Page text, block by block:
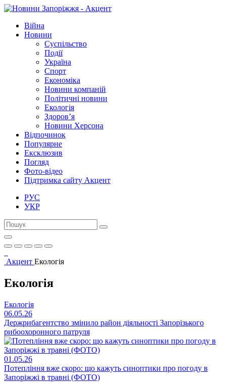
Війна
Новини
Суспільство
Події
Україна
Спорт
Економіка
Новини компаній
Політичні новини
Екологія
Здоров’я
Новини Херсона
Відпочинок
Популярне
Ексклюзив
Погляд
Фото-відео
Підтримка сайту Акцент
РУС
УКР
Акцент Екологія
Екологія
Екологія
06.05.26
Держрибагентство змінило район діяльності Запорізького
рибоохоронного патруля
01.05.26
Потепління вже скоро: що кажуть синоптики про погоду в
Запоріжжі в травні (ФОТО)